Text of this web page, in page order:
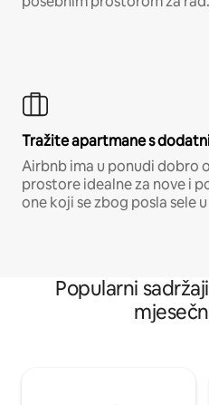
Tražite apartmane s
Airbnb ima u ponudi dobro
prostore idealne za nove i
one koji se zbog posla sele
Popularni